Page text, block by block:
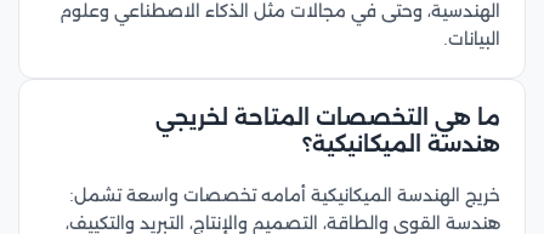
الهندسية، وحتى في مجالات مثل الذكاء الاصطناعي وعلوم
البيانات.
ما هي التخصصات المتاحة لخريجي
هندسة الميكانيكية؟
خريج الهندسة الميكانيكية أمامه تخصصات واسعة تشمل:
هندسة القوى والطاقة، التصميم والإنتاج، التبريد والتكييف،